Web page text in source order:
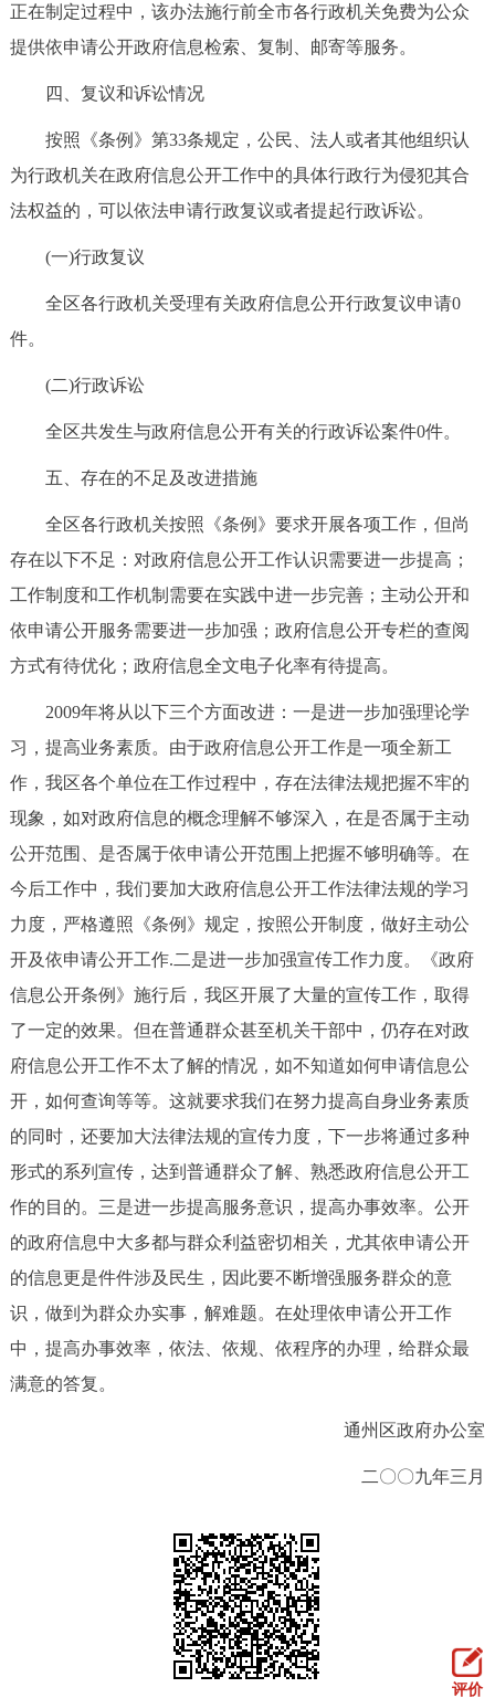
正在制定过程中，该办法施行前全市各行政机关免费为公众
提供依申请公开政府信息检索、复制、邮寄等服务。
四、复议和诉讼情况
按照《条例》第33条规定，公民、法人或者其他组织认
为行政机关在政府信息公开工作中的具体行政行为侵犯其合
法权益的，可以依法申请行政复议或者提起行政诉讼。
(一)行政复议
全区各行政机关受理有关政府信息公开行政复议申请0
件。
(二)行政诉讼
全区共发生与政府信息公开有关的行政诉讼案件0件。
五、存在的不足及改进措施
全区各行政机关按照《条例》要求开展各项工作，但尚
存在以下不足：对政府信息公开工作认识需要进一步提高；
工作制度和工作机制需要在实践中进一步完善；主动公开和
依申请公开服务需要进一步加强；政府信息公开专栏的查阅
方式有待优化；政府信息全文电子化率有待提高。
2009年将从以下三个方面改进：一是进一步加强理论学
习，提高业务素质。由于政府信息公开工作是一项全新工
作，我区各个单位在工作过程中，存在法律法规把握不牢的
现象，如对政府信息的概念理解不够深入，在是否属于主动
公开范围、是否属于依申请公开范围上把握不够明确等。在
今后工作中，我们要加大政府信息公开工作法律法规的学习
力度，严格遵照《条例》规定，按照公开制度，做好主动公
开及依申请公开工作.二是进一步加强宣传工作力度。《政府
信息公开条例》施行后，我区开展了大量的宣传工作，取得
了一定的效果。但在普通群众甚至机关干部中，仍存在对政
府信息公开工作不太了解的情况，如不知道如何申请信息公
开，如何查询等等。这就要求我们在努力提高自身业务素质
的同时，还要加大法律法规的宣传力度，下一步将通过多种
形式的系列宣传，达到普通群众了解、熟悉政府信息公开工
作的目的。三是进一步提高服务意识，提高办事效率。公开
的政府信息中大多都与群众利益密切相关，尤其依申请公开
的信息更是件件涉及民生，因此要不断增强服务群众的意
识，做到为群众办实事，解难题。在处理依申请公开工作
中，提高办事效率，依法、依规、依程序的办理，给群众最
满意的答复。
通州区政府办公室
二〇〇九年三月
评价